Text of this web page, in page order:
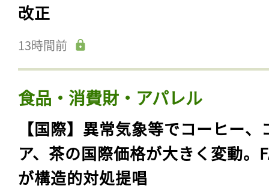
改正
13時間前
食品・消費財・アパレル
【国際】異常気象等でコーヒー、
ア、茶の国際価格が大きく変動。
が構造的対処提唱